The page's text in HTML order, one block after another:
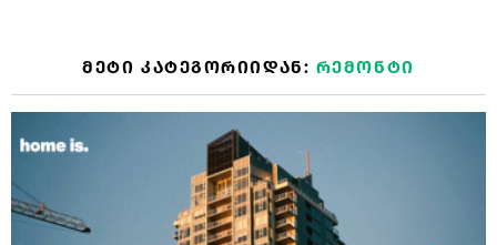
ᲛᲔᲢᲘ ᲙᲐᲢᲔᲒᲝᲠᲘᲘᲓᲐᲜ: ᲠᲔᲛᲝᲜᲢᲘ